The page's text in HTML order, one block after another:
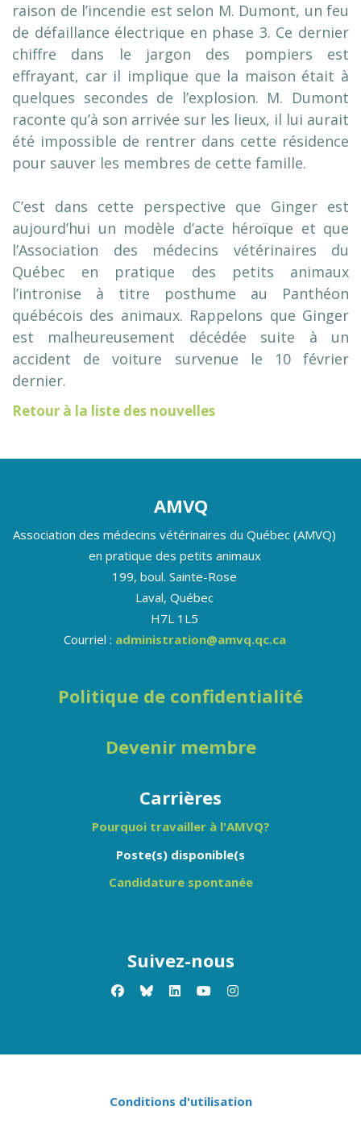
raison de l’incendie est selon M. Dumont, un feu
de défaillance électrique en phase 3. Ce dernier
chiffre dans le jargon des pompiers est
effrayant, car il implique que la maison était à
quelques secondes de l’explosion. M. Dumont
raconte qu’à son arrivée sur les lieux, il lui aurait
été impossible de rentrer dans cette résidence
pour sauver les membres de cette famille.
C’est dans cette perspective que Ginger est
aujourd’hui un modèle d’acte héroïque et que
l’Association des médecins vétérinaires du
Québec en pratique des petits animaux
l’intronise à titre posthume au Panthéon
québécois des animaux. Rappelons que Ginger
est malheureusement décédée suite à un
accident de voiture survenue le 10 février
dernier.
Retour à la liste des nouvelles
AMVQ
Association des médecins vétérinaires du Québec (AMVQ)
en pratique des petits animaux
199, boul. Sainte-Rose
Laval, Québec
H7L 1L5
Courriel : administration@amvq.qc.ca
Politique de confidentialité
Devenir membre
Carrières
Pourquoi travailler à l'AMVQ?
Poste(s) disponible(s
Candidature spontanée
Suivez-nous
facebookx-twitterlinkedinyoutubeinstagram
Conditions d'utilisation